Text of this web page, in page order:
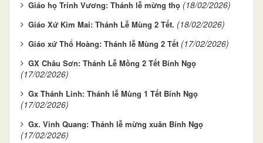
Giáo họ Trinh Vương: Thánh lễ mừng thọ (18/02/2026)
Giáo Xứ Kim Mai: Thánh Lễ Mùng 2 Tết. (18/02/2026)
Giáo xứ Thổ Hoàng: Thánh lễ Mùng 2 Tết (17/02/2026)
GX Châu Sơn: Thánh Lễ Mồng 2 Tết Bính Ngọ
(17/02/2026)
Gx Thánh Linh: Thánh lễ Mùng 1 Tết Bính Ngọ
(17/02/2026)
Gx. Vinh Quang: Thánh lễ mừng xuân Bính Ngọ
(17/02/2026)